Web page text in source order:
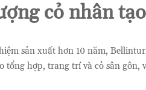
cỏ nhân
sản xuất hơn 10 năm,
tổng hợp, trang trí và cỏ sân gôn,